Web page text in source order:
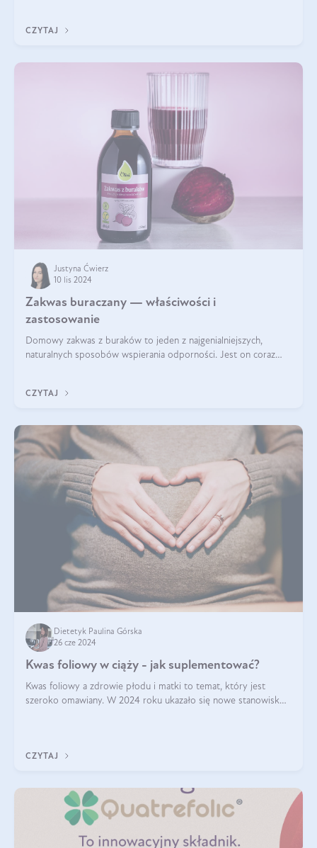
CZYTAJ
Justyna Ćwierz
10 lis 2024
Zakwas buraczany — właściwości i
zastosowanie
Domowy zakwas z buraków to jeden z najgenialniejszych,
naturalnych sposobów wspierania odporności. Jest on coraz
CZYTAJ
Dietetyk Paulina Górska
26 cze 2024
Kwas foliowy w ciąży - jak suplementować?
Kwas foliowy a zdrowie płodu i matki to temat, który jest
szeroko omawiany. W 2024 roku ukazało się nowe stanowisko
CZYTAJ